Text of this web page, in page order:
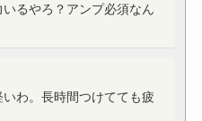
るやろ？アンプ必須なん
わ。長時間つけてても疲